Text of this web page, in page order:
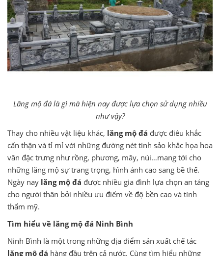
Lăng mộ đá là gì mà hiện nay được lựa chọn sử dụng nhiều
như vậy?
Thay cho nhiều vật liệu khác, lăng mộ đá được điêu khắc
cẩn thận và tỉ mỉ với những đường nét tinh sảo khắc họa hoa
văn đặc trưng như rồng, phương, mây, núi…mang tới cho
những lăng mộ sự trang trọng, hình ảnh cao sang bề thế.
Ngày nay lăng mộ đá được nhiều gia đình lựa chọn an táng
cho người thân bởi nhiều ưu điểm về độ bền cao và tính
thẩm mỹ.
Tìm hiểu về lăng mộ đá Ninh Bình
Ninh Bình là một trong những địa điểm sản xuất chế tác
lăng mộ đá hàng đầu trên cả nước. Cùng tìm hiểu những